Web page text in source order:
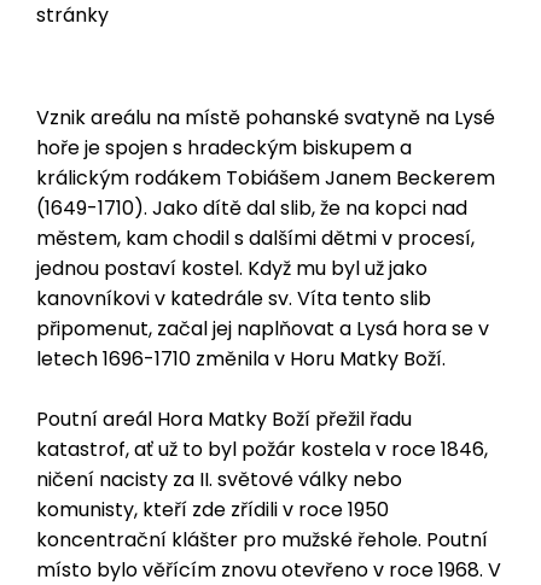
stránky
Vznik areálu na místě pohanské svatyně na Lysé
hoře je spojen s hradeckým biskupem a
králickým rodákem Tobiášem Janem Beckerem
(1649-1710). Jako dítě dal slib, že na kopci nad
městem, kam chodil s dalšími dětmi v procesí,
jednou postaví kostel. Když mu byl už jako
kanovníkovi v katedrále sv. Víta tento slib
připomenut, začal jej naplňovat a Lysá hora se v
letech 1696-1710 změnila v Horu Matky Boží.
Poutní areál Hora Matky Boží přežil řadu
katastrof, ať už to byl požár kostela v roce 1846,
ničení nacisty za II. světové války nebo
komunisty, kteří zde zřídili v roce 1950
koncentrační klášter pro mužské řehole. Poutní
místo bylo věřícím znovu otevřeno v roce 1968. V